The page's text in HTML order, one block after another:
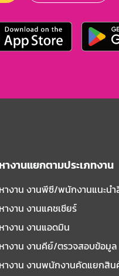
หางานแยกตามประเภทงาน
หางาน งานพีซี/พนักงานแนะนํา
หางาน งานแคชเชียร์
หางาน งานแอดมิน
หางาน งานคีย์/ตรวจสอบข้อมูล
หางาน งานพนักงานคัดแยกสิน